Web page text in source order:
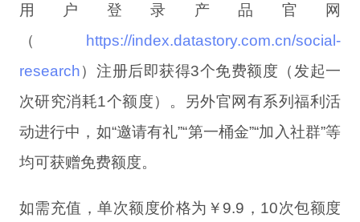
用户登录产品官网
（ https://index.datastory.com.cn/social-
research）注册后即获得3个免费额度（发起一
次研究消耗1个额度）。另外官网有系列福利活
动进行中，如“邀请有礼”“第一桶金”“加入社群”等
均可获赠免费额度。
如需充值，单次额度价格为￥9.9，10次包额度